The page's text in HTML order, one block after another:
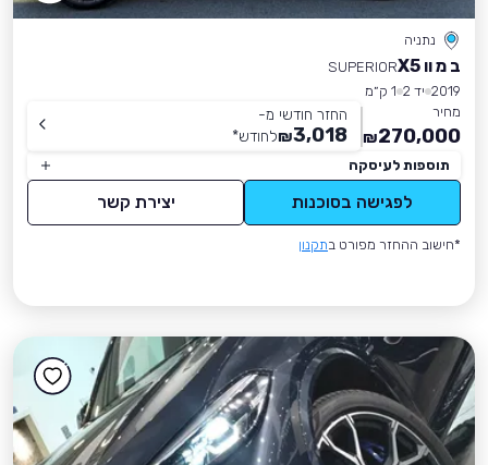
נתניה
ב מ וו X5
SUPERIOR
2019 יד 2
1 ק״מ
מחיר
270,000
₪
החזר חודשי מ-
3,018
₪לחודש*
תוספות לעיסקה
לפגישה בסוכנות יצירת קשר
*חישוב ההחזר מפורט בתקנון